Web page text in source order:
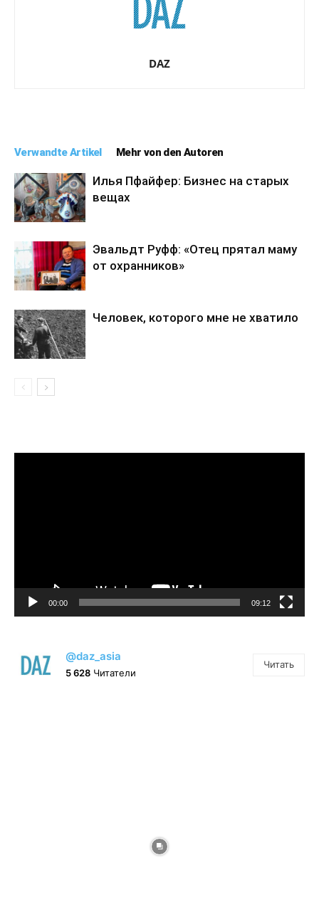
DAZ
Verwandte Artikel Mehr von den Autoren
Илья Пфайфер: Бизнес на старых
вещах
Эвальдт Руфф: «Отец прятал маму
от охранников»
Человек, которого мне не хватило
00:00 09:12
@daz_asia
5 628 Читатели
Читать